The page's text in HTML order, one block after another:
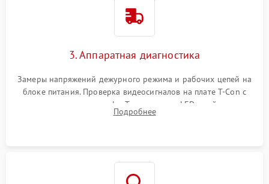
3. Аппаратная диагностика
Замеры напряжений дежурного режима и рабочих цепей на
блоке питания. Проверка видеосигналов на плате T-Con с
помощью осциллографа. Тестирование LED-драйвера и
светодиодных планок подсветки мультиметром.
Подробнее